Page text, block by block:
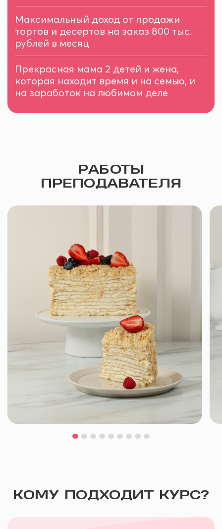
Максимальный доход от продажи
тортов и десертов на заказ 800 тыс.
рублей в месяц
Прекрасная мама 2 детей и жена,
которая находит время и на семью, и
на заработок на любимом деле
РАБОТЫ
ПРЕПОДАВАТЕЛЯ
КОМУ ПОДХОДИТ КУРС?